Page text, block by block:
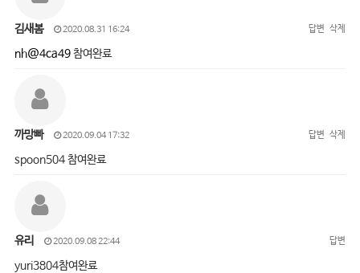
김새봄 2020.08.31 16:24 답변 삭제
nh@4ca49참여완료
까망빠 2020.09.04 17:32 답변 삭제
spoon504 참여완료
유리 2020.09.08 22:44 답변
yuri3804참여완료